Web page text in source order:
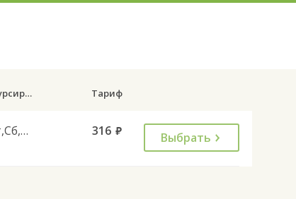
Дни курсирования Тариф
Ср,Пт,Сб,Вс 316 руб. Выбрать